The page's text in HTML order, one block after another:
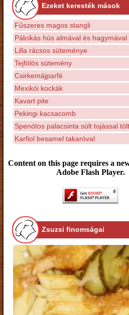
Ezeket keresték mások
Fűszeres magos stangli
Pálcikás hús almával és hagymával
Lilla rácsos süteménye
Tejfölös sütemény
Csirkemájparfé
Mexikói kockák
Kavart pite
Pekingi kacsacomb
Spenótos palacsinta sült tojással
Karfiol besamel takaróval
Content on this page requires a
Adobe Flash Player.
Zsuzsi finomságai